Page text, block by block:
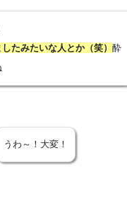
たみたいな人とか（笑） 酔
うわ～！大変！